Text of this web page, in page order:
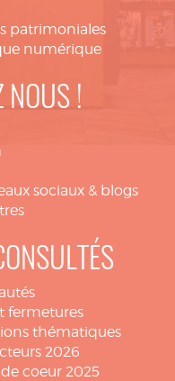
patrimoniales
numérique
NOUS !
sociaux & blogs
fermetures
thématiques
2026
coeur 2025